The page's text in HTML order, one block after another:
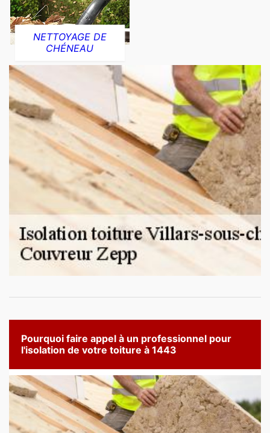
NETTOYAGE DE
CHÉNEAU
Pourquoi faire appel à un professionnel pour
l'isolation de votre toiture à 1443